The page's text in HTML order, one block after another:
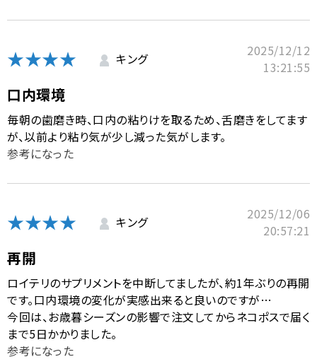
★★★★ キング
2025/12/12
13:21:55
口内環境
毎朝の歯磨き時、口内の粘りけを取るため、舌磨きをしてます
が、以前より粘り気が少し減った気がします。
参考になった
★★★★ キング
2025/12/06
20:57:21
再開
ロイテリのサプリメントを中断してましたが、約1年ぶりの再開
です。口内環境の変化が実感出来ると良いのですが…
今回は、お歳暮シーズンの影響で注文してからネコポスで届く
まで5日かかりました。
参考になった